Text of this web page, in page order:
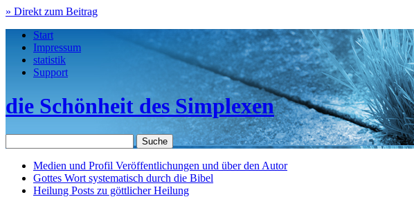
» Direkt zum Beitrag
Start
Impressum
statistik
Support
die Schönheit des Simplexen
Medien und Profil Veröffentlichungen und über den Autor
Gottes Wort systematisch durch die Bibel
Heilung Posts zu göttlicher Heilung